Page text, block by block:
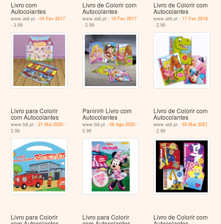
Livro com
Autocolantes
www.aldi.pt -04 Fev 2017
- 3.99
Livro de Colorir com
Autocolantes
www.aldi.pt - 18 Fev 2017
- 2.99
Livro de Colorir com
Autocolantes
www.aldi.pt - 17 Fev 2018
- 2.99
Livro para Colorir
com Autocolantes
www.lidl.pt -21 Mai 2020 -
2.99
Panini® Livro com
Autocolantes
www.lidl.pt - 06 Ago 2020-
5.99
Livro de Colorir com
Autocolantes
www.aldi.pt -03 Mar 2021
- 2.99
Livro para Colorir Livro para Colorir Livro de Colorir com